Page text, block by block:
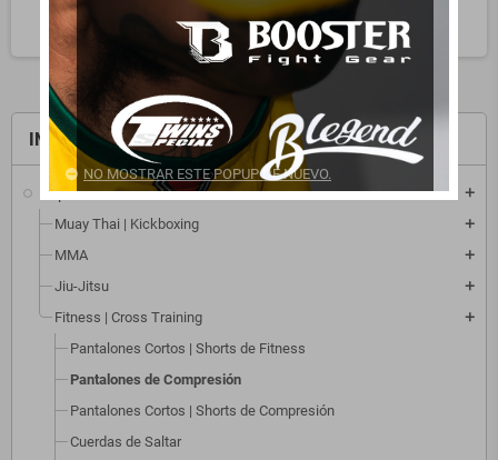
INICIO
Deportes add
Muay Thai | Kickboxing add
MMA add
Jiu-Jitsu add
Fitness | Cross Training add
Pantalones Cortos | Shorts de Fitness
Pantalones de Compresión
Pantalones Cortos | Shorts de Compresión
Cuerdas de Saltar
search
NO MOSTRAR ESTE POPUP DE NUEVO.